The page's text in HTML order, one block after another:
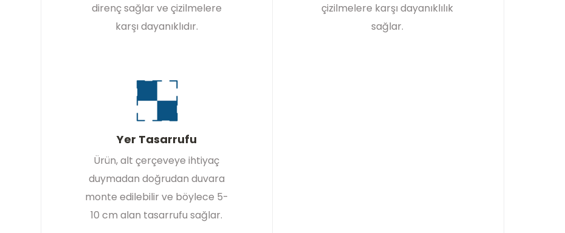
direnç sağlar ve çizilmelere
karşı dayanıklıdır.
çizilmelere karşı dayanıklılık
sağlar.
Yer Tasarrufu
Ürün, alt çerçeveye ihtiyaç
duymadan doğrudan duvara
monte edilebilir ve böylece 5-
10 cm alan tasarrufu sağlar.